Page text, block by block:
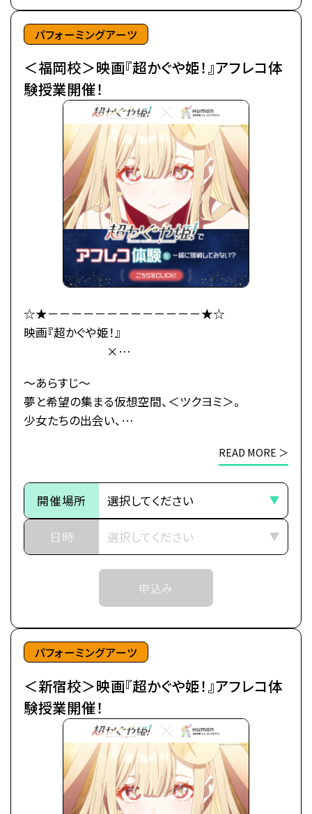
クヨミ＞で、彩葉はヤチヨの推し活をしつつ、バトルゲ
ームで細々とお小遣い稼ぎをしていた。
そんなある日の帰り道、彩葉は七色に光り輝くゲーミ
ング電柱を見つける。
中から出てきたのは、なんとも可愛らしい赤ちゃん。
放っておけず連れ帰ると、赤ちゃんはみるみるうちに
大きくなり、彩葉と同い年ぐらいの女の子に。
「あなた、もしやかぐや姫なの？」
大きくなったかぐや姫はわがまま放題。
かぐやのお願い(わがまま)で彩葉は、ツクヨミでのラ
イバー活動を手伝うことに。
彩葉がプロデューサーとして音楽を作り、かぐやがラ
イバーとして歌うことで、
二人は少しずつ打ち解けていく。
かぐやを月へと連れ戻す不吉な影が、すぐそこまで迫
っているとも知らずに——
・公式HP：https://www.cho-kaguyahime.com/
パフォーミングアーツ
＜福岡校＞映画『超かぐや姫！』アフレコ体
験授業開催！
☆★－－－－－－－－－－－－－★☆
映画『超かぐや姫！』
×
☆★－－－－－－－－－－－－－★☆
●注意事項
※各体験授業には定員に限りがございます。
そのため、ご予約状況により、
抽選等の対応をさせていただく場合がございます。
※当日ご参加いただける方には校舎の職員より
予約確定のご連絡をいたします。
それまでは予約完了しておりませんので
予めご了承ください。
※中学生以上の方が対象となります。
～あらすじ～
夢と希望の集まる仮想空間、＜ツクヨミ＞。
少女たちの出会い、
都内の進学校に通う17歳の女子高生・酒寄彩葉は、
バイトと学業の両立に励む超絶多忙な日々を送って
いた。
日々の癒やしは、インターネット上の仮想空間＜ツク
ヨミ＞の管理人兼大人気ライバー(配信者)・月見ヤ
チヨの配信を見ること。
自分の分身を作り誰もが自由に創作活動を行う＜ツ
クヨミ＞で、彩葉はヤチヨの推し活をしつつ、バトルゲ
ームで細々とお小遣い稼ぎをしていた。
そんなある日の帰り道、彩葉は七色に光り輝くゲーミ
ング電柱を見つける。
中から出てきたのは、なんとも可愛らしい赤ちゃん。
放っておけず連れ帰ると、赤ちゃんはみるみるうちに
大きくなり、彩葉と同い年ぐらいの女の子に。
「あなた、もしやかぐや姫なの？」
READ MORE ＞
開催場所
日時
申込み
パフォーミングアーツ
＜新宿校＞映画『超かぐや姫！』アフレコ体
験授業開催！